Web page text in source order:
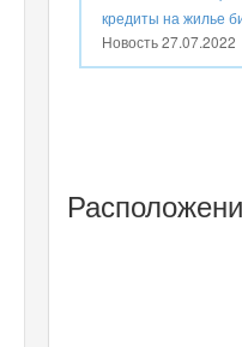
кредиты на жилье
Новость27.07.2022